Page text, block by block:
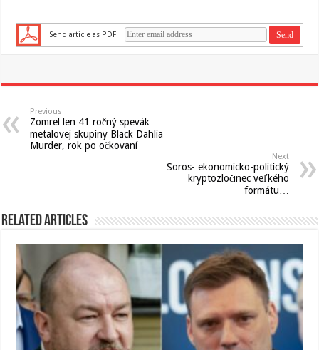
Send article as PDF
Previous
Zomrel len 41 ročný spevák
metalovej skupiny Black Dahlia
Murder, rok po očkovaní
Next
Soros- ekonomicko-politický
kryptozločinec veľkého
formátu…
Related Articles